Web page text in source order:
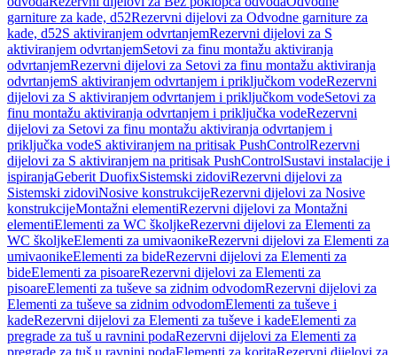
garniture za kade, d52Rezervni dijelovi za Odvodne garniture za
kade, d52S aktiviranjem odvrtanjemRezervni dijelovi za S
aktiviranjem odvrtanjemSetovi za finu montažu aktiviranja
odvrtanjemRezervni dijelovi za Setovi za finu montažu aktiviranja
odvrtanjemS aktiviranjem odvrtanjem i priključkom vodeRezervni
dijelovi za S aktiviranjem odvrtanjem i priključkom vodeSetovi za
finu montažu aktiviranja odvrtanjem i priključka vodeRezervni
dijelovi za Setovi za finu montažu aktiviranja odvrtanjem i
priključka vodeS aktiviranjem na pritisak PushControlRezervni
dijelovi za S aktiviranjem na pritisak PushControlSustavi instalacije i
ispiranjaGeberit DuofixSistemski zidoviRezervni dijelovi za
Sistemski zidoviNosive konstrukcijeRezervni dijelovi za Nosive
konstrukcijeMontažni elementiRezervni dijelovi za Montažni
elementiElementi za WC školjkeRezervni dijelovi za Elementi za
WC školjkeElementi za umivaonikeRezervni dijelovi za Elementi za
umivaonikeElementi za bideRezervni dijelovi za Elementi za
bideElementi za pisoareRezervni dijelovi za Elementi za
pisoareElementi za tuševe sa zidnim odvodomRezervni dijelovi za
Elementi za tuševe sa zidnim odvodomElementi za tuševe i
kadeRezervni dijelovi za Elementi za tuševe i kadeElementi za
pregrade za tuš u ravnini podaRezervni dijelovi za Elementi za
pregrade za tuš u ravnini podaElementi za koritaRezervni dijelovi za